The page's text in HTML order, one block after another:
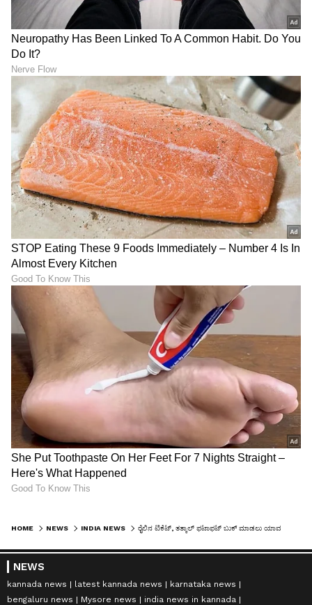
ಶೇ.50 ರಿಂದ ಶೇ.18 ಕ್ಕೆ TAX ಇಳಿಕೆ: ಮೋದಿ-
ಟ್ರಂಪ್ ಐತಿಹಾಸಿಕ ಒಪ್ಪಂದ | India US
Trade Deal | Party Rounds
HOME NEWS INDIA NEWS
NEWS
kannada news latest kannada news
karnataka news
bengaluru news
Mysore news
india news in kannada